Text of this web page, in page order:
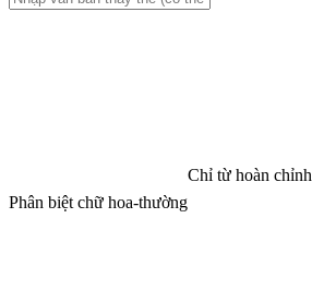
Phân biệt chữ hoa-thường
Chỉ từ hoàn chỉnh